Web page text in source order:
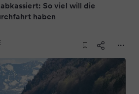
So viel will die
haben